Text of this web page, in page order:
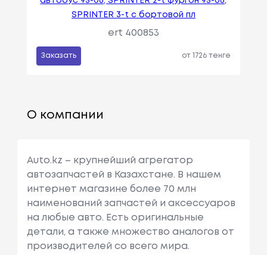
SPRINTER 3-t c бортовой пл
ert 400853
Заказать от 1726 тенге
О компании
Auto.kz – крупнейший агрегатор
автозапчастей в Казахстане. В нашем
интернет магазине более 70 млн
наименований запчастей и аксессуаров
на любые авто. Есть оригинальные
детали, а также множество аналогов от
производителей со всего мира.